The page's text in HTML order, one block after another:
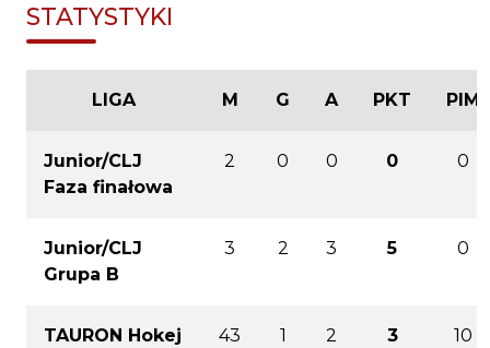
STATYSTYKI
LIGA M G A PKT PIM
Junior/CLJ
Faza finałowa
2 0 0 0 0
Junior/CLJ
Grupa B
3 2 3 5 0
TAURON Hokej
43 1 2 3 10